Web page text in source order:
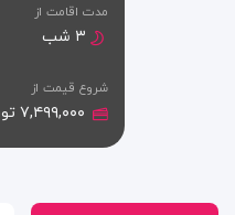
مدت اقامت از
۳ شب
شروع قیمت از
۷,۴۹۹,۰۰۰ تومان